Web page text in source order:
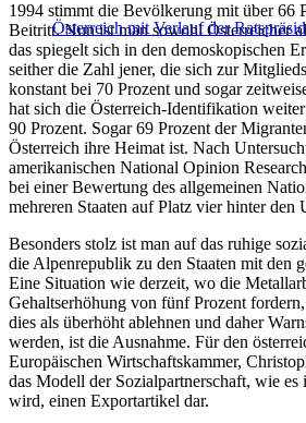
Österreich mit Verlauf der
1994 stimmt die Bevölkerung mit über 66
Beitritt. Nun ist man sowohl Österreicher
das spiegelt sich in den demoskopischen
seither die Zahl jener, die sich zur
konstant bei 70 Prozent und sogar
hat sich die Österreich-Identifikation
90 Prozent. Sogar 69 Prozent der
Österreich ihre Heimat ist. Nach
amerikanischen National Opinion
bei einer Bewertung des allgemeinen
mehreren Staaten auf Platz vier hinter
Besonders stolz ist man auf das ruhige
die Alpenrepublik zu den Staaten mit den
Eine Situation wie derzeit, wo die
Gehaltserhöhung von fünf Prozent
dies als überhöht ablehnen und daher
werden, ist die Ausnahme. Für den
Europäischen Wirtschaftskammer,
das Modell der Sozialpartnerschaft, wie
wird, einen Exportartikel dar.